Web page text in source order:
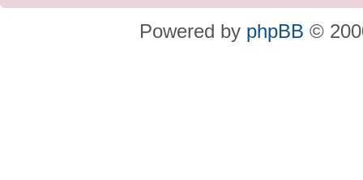
Powered by phpBB ©